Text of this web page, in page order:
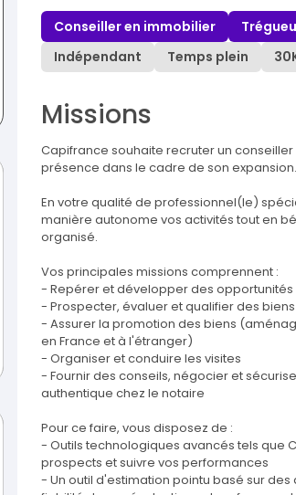
Conseiller en immobilier
Indépendant
Temps plein
Missions
Capifrance souhaite recruter un
présence dans le cadre de son expansion.
En votre qualité de professionnel(le)
manière autonome vos activités tout en
organisé.
Vos principales missions comprennent :
- Repérer et développer des
- Prospecter, évaluer et qualifier des
- Assurer la promotion des biens
en France et à l'étranger)
- Organiser et conduire les visites
- Fournir des conseils, négocier et
authentique chez le notaire
Pour ce faire, vous disposez de :
- Outils technologiques avancés tels que
prospects et suivre vos performances
- Un outil d'estimation pointu basé sur